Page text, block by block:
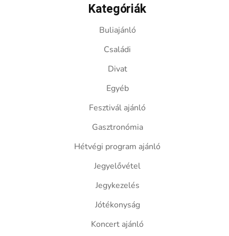
Kategóriák
Buliajánló
Családi
Divat
Egyéb
Fesztivál ajánló
Gasztronómia
Hétvégi program ajánló
Jegyelővétel
Jegykezelés
Jótékonyság
Koncert ajánló